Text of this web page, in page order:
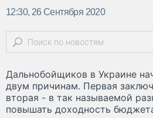
12:30, 26 Сентября 2020
Дальнобойщиков в Украине
двум причинам. Первая
вторая - в так называемой
повышать доходность